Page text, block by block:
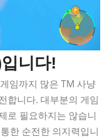
니다!
임까지 많은 TM 사냥
합니다. 대부분의 게임
로 필요하지는 않습니
한 순전한 의지력입니